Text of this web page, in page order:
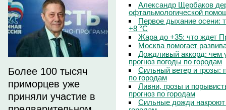
Более 100 тысяч
приморцев уже
приняли участие в
Александр Щербаков
офтальмологической
Первое дыхание осени:
+8 °C
Жара до +35: что ждет
Москва помогает
Дождливый аккорд: чем
прогноз погоды по городам
Сильный ветер и грозы:
по городам
Ливни, грозы и
прогноз по городам
Сильные дожди